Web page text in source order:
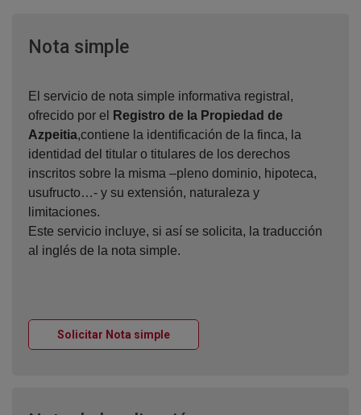
Nota simpleVentana nueva
El servicio de nota simple informativa registral,
ofrecido por el
Registro de la Propiedad de
Azpeitia,contiene la identificación de la finca, la
identidad del titular o titulares de los derechos
inscritos sobre la misma –pleno dominio, hipoteca,
usufructo…- y su extensión, naturaleza y
limitaciones.
Este servicio incluye, si así se solicita, la traducción
al inglés de la nota simple.
Solicitar Nota simpleVentana nueva